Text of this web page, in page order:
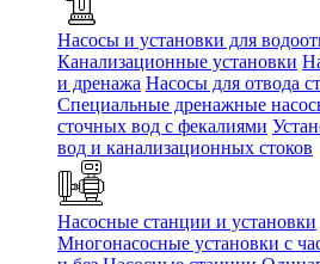
Насосы и установки для
Канализационные установки
и дренажа Насосы для отвода
Специальные дренажные
сточных вод c фекалиями
вод и канализационных стоков
Насосные станции и установки
Многонасосные установки с